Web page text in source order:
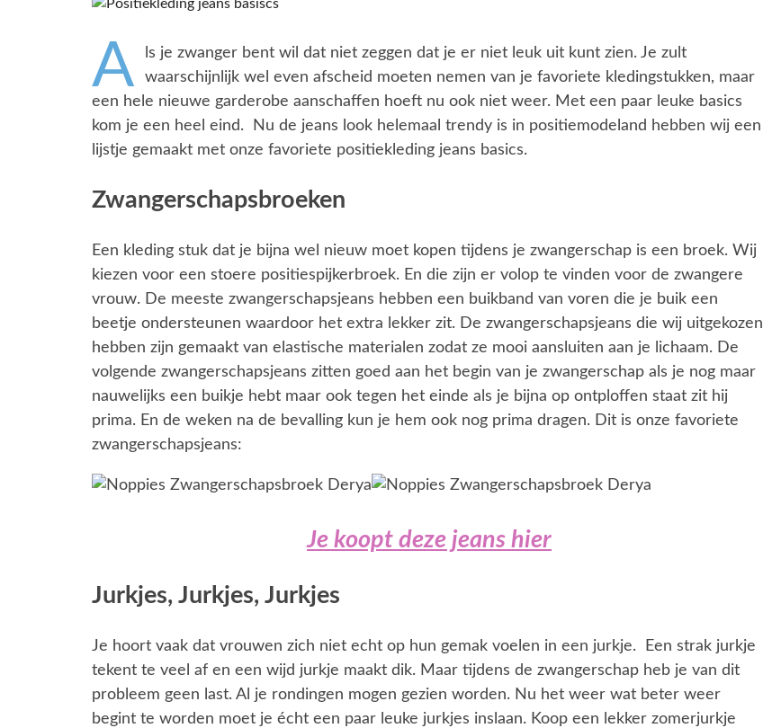
A
ls je zwanger bent wil dat niet zeggen dat je er niet leuk uit kunt zien. Je zult
waarschijnlijk wel even afscheid moeten nemen van je favoriete kledingstukken, maar
een hele nieuwe garderobe aanschaffen hoeft nu ook niet weer. Met een paar leuke basics
kom je een heel eind. Nu de jeans look helemaal trendy is in positiemodeland hebben wij een
lijstje gemaakt met onze favoriete positiekleding jeans basics.
Zwangerschapsbroeken
Een kleding stuk dat je bijna wel nieuw moet kopen tijdens je zwangerschap is een broek. Wij
kiezen voor een stoere positiespijkerbroek. En die zijn er volop te vinden voor de zwangere
vrouw. De meeste zwangerschapsjeans hebben een buikband van voren die je buik een
beetje ondersteunen waardoor het extra lekker zit. De zwangerschapsjeans die wij uitgekozen
hebben zijn gemaakt van elastische materialen zodat ze mooi aansluiten aan je lichaam. De
volgende zwangerschapsjeans zitten goed aan het begin van je zwangerschap als je nog maar
nauwelijks een buikje hebt maar ook tegen het einde als je bijna op ontploffen staat zit hij
prima. En de weken na de bevalling kun je hem ook nog prima dragen. Dit is onze favoriete
zwangerschapsjeans:
Je koopt deze jeans hier
Jurkjes, Jurkjes, Jurkjes
Je hoort vaak dat vrouwen zich niet echt op hun gemak voelen in een jurkje. Een strak jurkje
tekent te veel af en een wijd jurkje maakt dik. Maar tijdens de zwangerschap heb je van dit
probleem geen last. Al je rondingen mogen gezien worden. Nu het weer wat beter weer
begint te worden moet je écht een paar leuke jurkjes inslaan. Koop een lekker zomerjurkje